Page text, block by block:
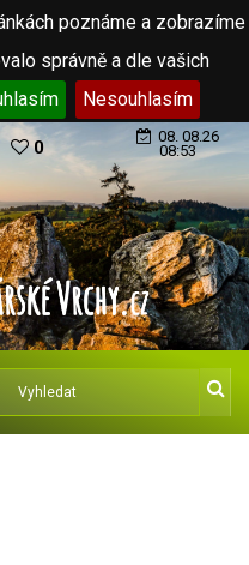
poznáme a zobrazíme
správně a dle vašich
Nesouhlasím
0
08. 08.26
08:53